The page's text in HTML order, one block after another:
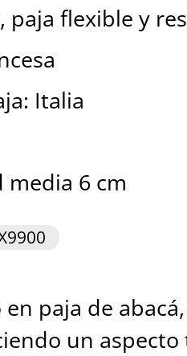
paja flexible y
Italia
6 cm
paja de
un